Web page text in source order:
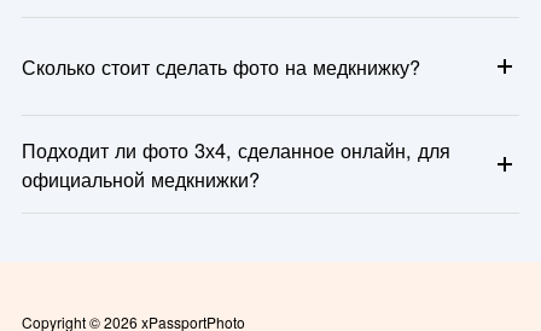
актуальным и соответствовать конкретным требованиям.
Сколько стоит сделать фото на медкнижку?
рублей; онлайн — можно сделать бесплатно и распечатать
самостоятельно.
Подходит ли фото 3х4, сделанное онлайн, для
официальной медкнижки?
Copyright © 2026 xPassportPhoto